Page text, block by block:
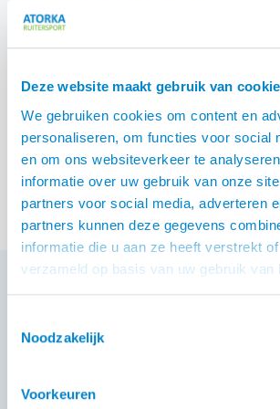
Deze website maakt gebruik van
We gebruiken cookies om content en
personaliseren, om functies voor social
en om ons websiteverkeer te
informatie over uw gebruik van onze
partners voor social media, adverteren
partners kunnen deze gegevens
informatie die u aan ze heeft verstrekt
verzameld op basis van uw gebruik van
Noodzakelijk
Voorkeuren
IJsland? Of een leuk
theeglas met daarop een
IJslander, overigens kan
worden voor koffie en met
een waxine lichtje er in is
het glas ook erg leuk.
Cadeautjes
in alle soorten
en maten voor de
liefhebber van het
IJslandse paard.
Bekijk producten
Heb je een vraag aan de Atorka
Staat je antwoord daar niet bij, vraag